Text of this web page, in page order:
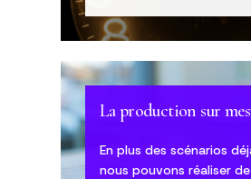
La production sur
En plus des scénarios
nous pouvons réaliser